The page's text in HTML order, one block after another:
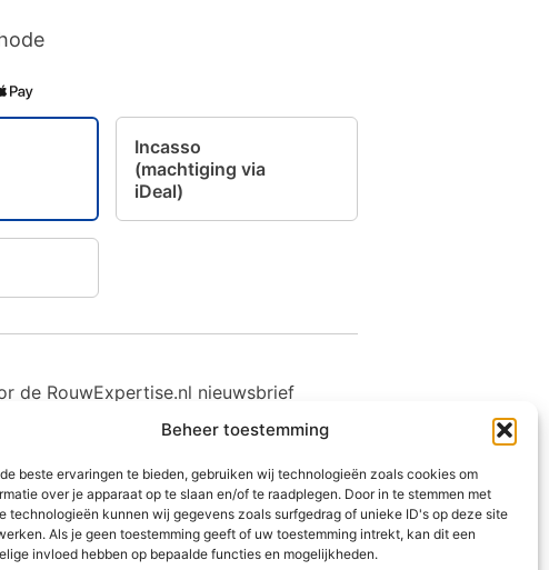
Beheer toestemming
beste ervaringen te bieden, gebruiken wij technologieën zoals cookies om
over je apparaat op te slaan en/of te raadplegen. Door in te stemmen met
technologieën kunnen wij gegevens zoals surfgedrag of unieke ID's op deze site
Als je geen toestemming geeft of uw toestemming intrekt, kan dit een
invloed hebben op bepaalde functies en mogelijkheden.
Incasso
(machtiging via
iDeal)
de RouwExpertise.nl nieuwsbrief